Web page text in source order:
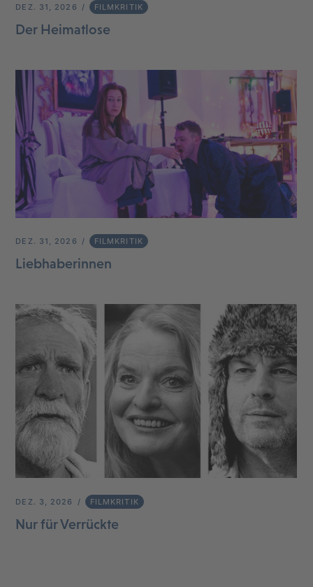
DEZ. 31, 2026 FILMKRITIK
Der Heimatlose
DEZ. 31, 2026 FILMKRITIK
Liebhaberinnen
DEZ. 3, 2026 FILMKRITIK
Nur für Verrückte